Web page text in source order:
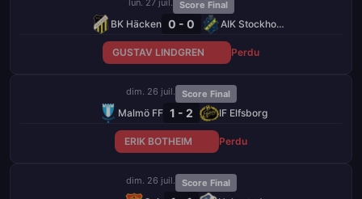
lun. 27 juil. Score Final
BK Häcken 0 - 0 AIK Stockholm
GUSTAV LINDGREN Perdu
dim. 26 juil. Score Final
Malmö FF 1 - 2 IF Elfsborg
ERIK BOTHEIM Perdu
dim. 26 juil. Score Final